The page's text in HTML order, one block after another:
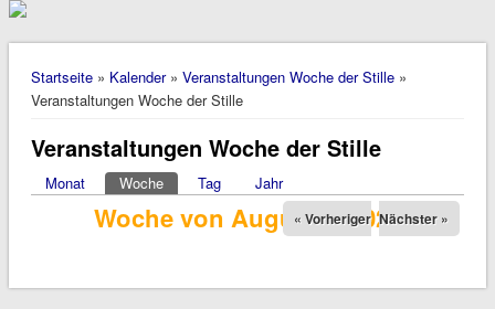
Sie sind hier
Startseite» Kalender» Veranstaltungen Woche der Stille»
Veranstaltungen Woche der Stille
Veranstaltungen Woche der Stille
Haupt-Reiter
Monat Woche(aktiver Reiter)
Tag Jahr
Woche von August 9, 2026
« Vorheriger Nächster »